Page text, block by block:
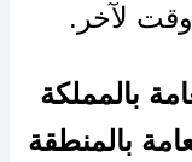
وقت لآخر.
بالمملكة
بالمنطقة